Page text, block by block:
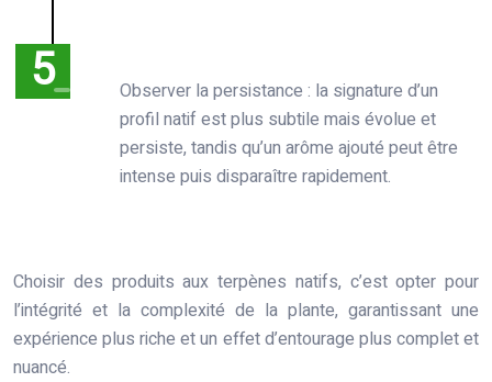
Observer la persistance : la signature d’un
profil natif est plus subtile mais évolue et
persiste, tandis qu’un arôme ajouté peut être
intense puis disparaître rapidement.
Choisir des produits aux terpènes natifs, c’est opter pour
l’intégrité et la complexité de la plante, garantissant une
expérience plus riche et un effet d’entourage plus complet et
nuancé.